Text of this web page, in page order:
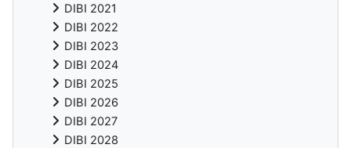
DIBI 2021
DIBI 2022
DIBI 2023
DIBI 2024
DIBI 2025
DIBI 2026
DIBI 2027
DIBI 2028